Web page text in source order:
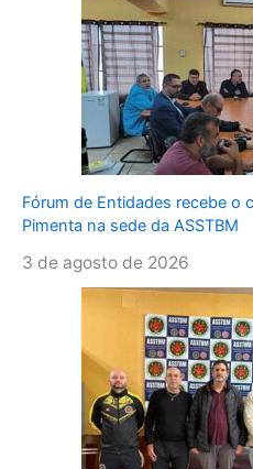
Fórum de Entidades recebe o
Pimenta na sede da ASSTBM
3 de agosto de 2026